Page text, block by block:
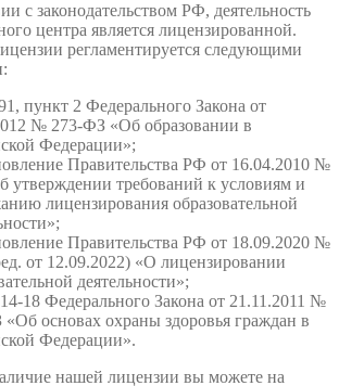
с законодательством РФ, деятельность
центра является лицензированной.
регламентируется следующими
пункт 2 Федерального Закона от
№ 273-ФЗ «Об образовании в
Федерации»;
Правительства РФ от 16.04.2010 №
утверждении требований к условиям и
лицензирования образовательной
Правительства РФ от 18.09.2020 №
от 12.09.2022) «О лицензировании
деятельности»;
14-18 Федерального Закона от 21.11.2011 №
основах охраны здоровья граждан в
Федерации».
нашей лицензии вы можете на